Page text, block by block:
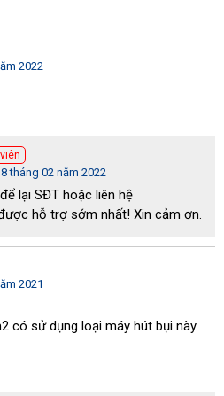
và lưu lượng khí 74 lít/s. Thiết bị
khô mà còn có khả năng hút nhiều
chất, dầu mỡ, kim loại nặng…
bụi với dung tích lên đến 70L.
sử dụng máy để vệ sinh ở những
đảm bảo hiệu quả làm sạch.
2022
tháng 02 năm 2022
lại SĐT hoặc liên hệ
hỗ trợ sớm nhất! Xin cảm ơn.
2021
có sử dụng loại máy hút bụi này